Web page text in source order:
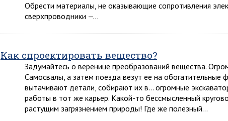
Обрести материалы, не оказывающие сопротивления
сверхпроводники —…
Как спроектировать вещество?
Задумайтесь о веренице преобразований вещества.
Самосвалы, а затем поезда везут ее на
вытачивают детали, собирают их в… огромные
работы в тот же карьер. Какой-то бессмысленный
растущим загрязнением природы! Где же полезный…